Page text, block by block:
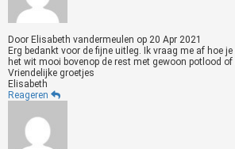
Door Elisabeth vandermeulen op 20 Apr 2021
Erg bedankt voor de fijne uitleg. Ik vraag me af hoe
het wit mooi bovenop de rest met gewoon potlood
Vriendelijke groetjes
Elisabeth
Reageren